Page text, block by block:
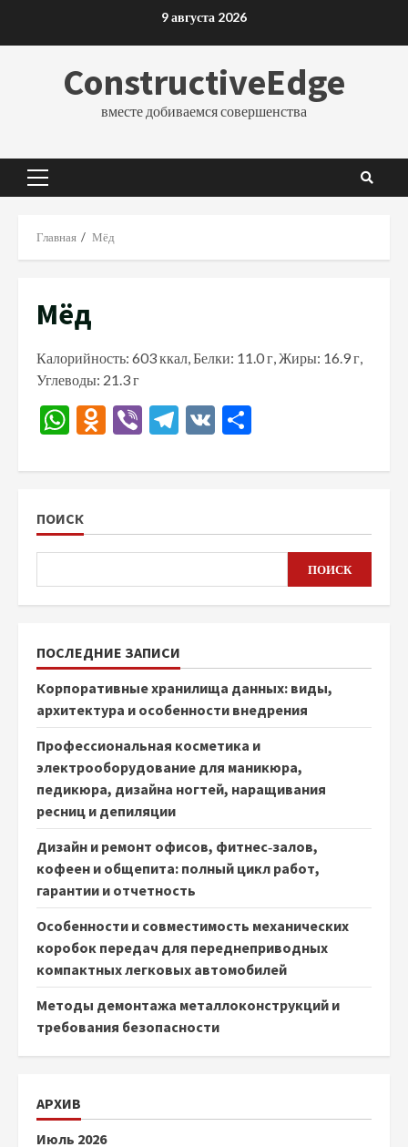
9 августа 2026
ConstructiveEdge
вместе добиваемся совершенства
Основное
Главная Мёд
Мёд
Калорийность: 603 ккал, Белки: 11.0 г, Жиры: 16.9 г,
Углеводы: 21.3 г
WhatsApp
Odnoklassniki
ViberTelegram
VK
ПОИСК
ПОИСК
ПОСЛЕДНИЕ ЗАПИСИ
Корпоративные хранилища данных: виды,
архитектура и особенности внедрения
Профессиональная косметика и
электрооборудование для маникюра,
педикюра, дизайна ногтей, наращивания
ресниц и депиляции
Дизайн и ремонт офисов, фитнес‑залов,
кофеен и общепита: полный цикл работ,
гарантии и отчетность
Особенности и совместимость механических
коробок передач для переднеприводных
компактных легковых автомобилей
Методы демонтажа металлоконструкций и
требования безопасности
АРХИВ
Июль 2026